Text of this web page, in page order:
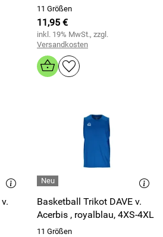
11 Größen
11,95 €
inkl. 19% MwSt., zzgl.
Versandkosten
Basketball Trikot DAVE v.
Acerbis , royalblau, 4XS-4XL
11 Größen